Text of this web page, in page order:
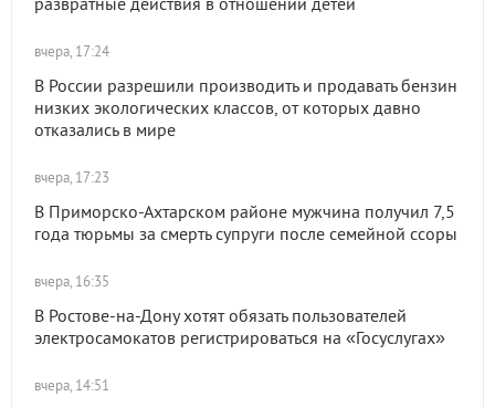
вчера, 17:24
В России разрешили производить и продавать бензин
низких экологических классов, от которых давно
отказались в мире
вчера, 17:23
В Приморско-Ахтарском районе мужчина получил 7,5
года тюрьмы за смерть супруги после семейной ссоры
вчера, 16:35
В Ростове-на-Дону хотят обязать пользователей
электросамокатов регистрироваться на «Госуслугах»
вчера, 14:51